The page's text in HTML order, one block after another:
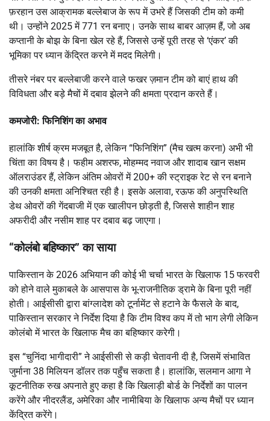
फ़रहान उस आक्रामक बल्लेबाज के रूप में उभरे हैं जिसकी टीम को कमी
थी। उन्होंने 2025 में 771 रन बनाए। उनके साथ बाबर आज़म हैं, जो अब
कप्तानी के बोझ के बिना खेल रहे हैं, जिससे उन्हें पूरी तरह से ‘एंकर’ की
भूमिका पर ध्यान केंद्रित करने में मदद मिलेगी।
तीसरे नंबर पर बल्लेबाजी करने वाले फखर ज़मान टीम को बाएं हाथ की
विविधता और बड़े मैचों में दबाव झेलने की क्षमता प्रदान करते हैं।
कमजोरी: फिनिशिंग का अभाव
हालांकि शीर्ष क्रम मजबूत है, लेकिन “फिनिशिंग” (मैच खत्म करना) अभी भी
चिंता का विषय है। फहीम अशरफ, मोहम्मद नवाज और शादाब खान सक्षम
ऑलराउंडर हैं, लेकिन अंतिम ओवरों में 200+ की स्ट्राइक रेट से रन बनाने
की उनकी क्षमता अनिश्चित रही है। इसके अलावा, रऊफ की अनुपस्थिति
डेथ ओवरों की गेंदबाजी में एक खालीपन छोड़ती है, जिससे शाहीन शाह
अफरीदी और नसीम शाह पर दबाव बढ़ जाएगा।
“कोलंबो बहिष्कार” का साया
पाकिस्तान के 2026 अभियान की कोई भी चर्चा भारत के खिलाफ 15 फरवरी
को होने वाले मुकाबले के आसपास के भू-राजनीतिक ड्रामे के बिना पूरी नहीं
होती। आईसीसी द्वारा बांग्लादेश को टूर्नामेंट से हटाने के फैसले के बाद,
पाकिस्तान सरकार ने निर्देश दिया है कि टीम विश्व कप में तो भाग लेगी लेकिन
कोलंबो में भारत के खिलाफ मैच का बहिष्कार करेगी।
इस “चुनिंदा भागीदारी” ने आईसीसी से कड़ी चेतावनी दी है, जिसमें संभावित
जुर्माना 38 मिलियन डॉलर तक पहुँच सकता है। हालांकि, सलमान आगा ने
कूटनीतिक रुख अपनाते हुए कहा है कि खिलाड़ी बोर्ड के निर्देशों का पालन
करेंगे और नीदरलैंड, अमेरिका और नामीबिया के खिलाफ अन्य मैचों पर ध्यान
केंद्रित करेंगे।